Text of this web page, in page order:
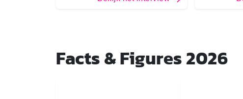
Facts & Figures 2026